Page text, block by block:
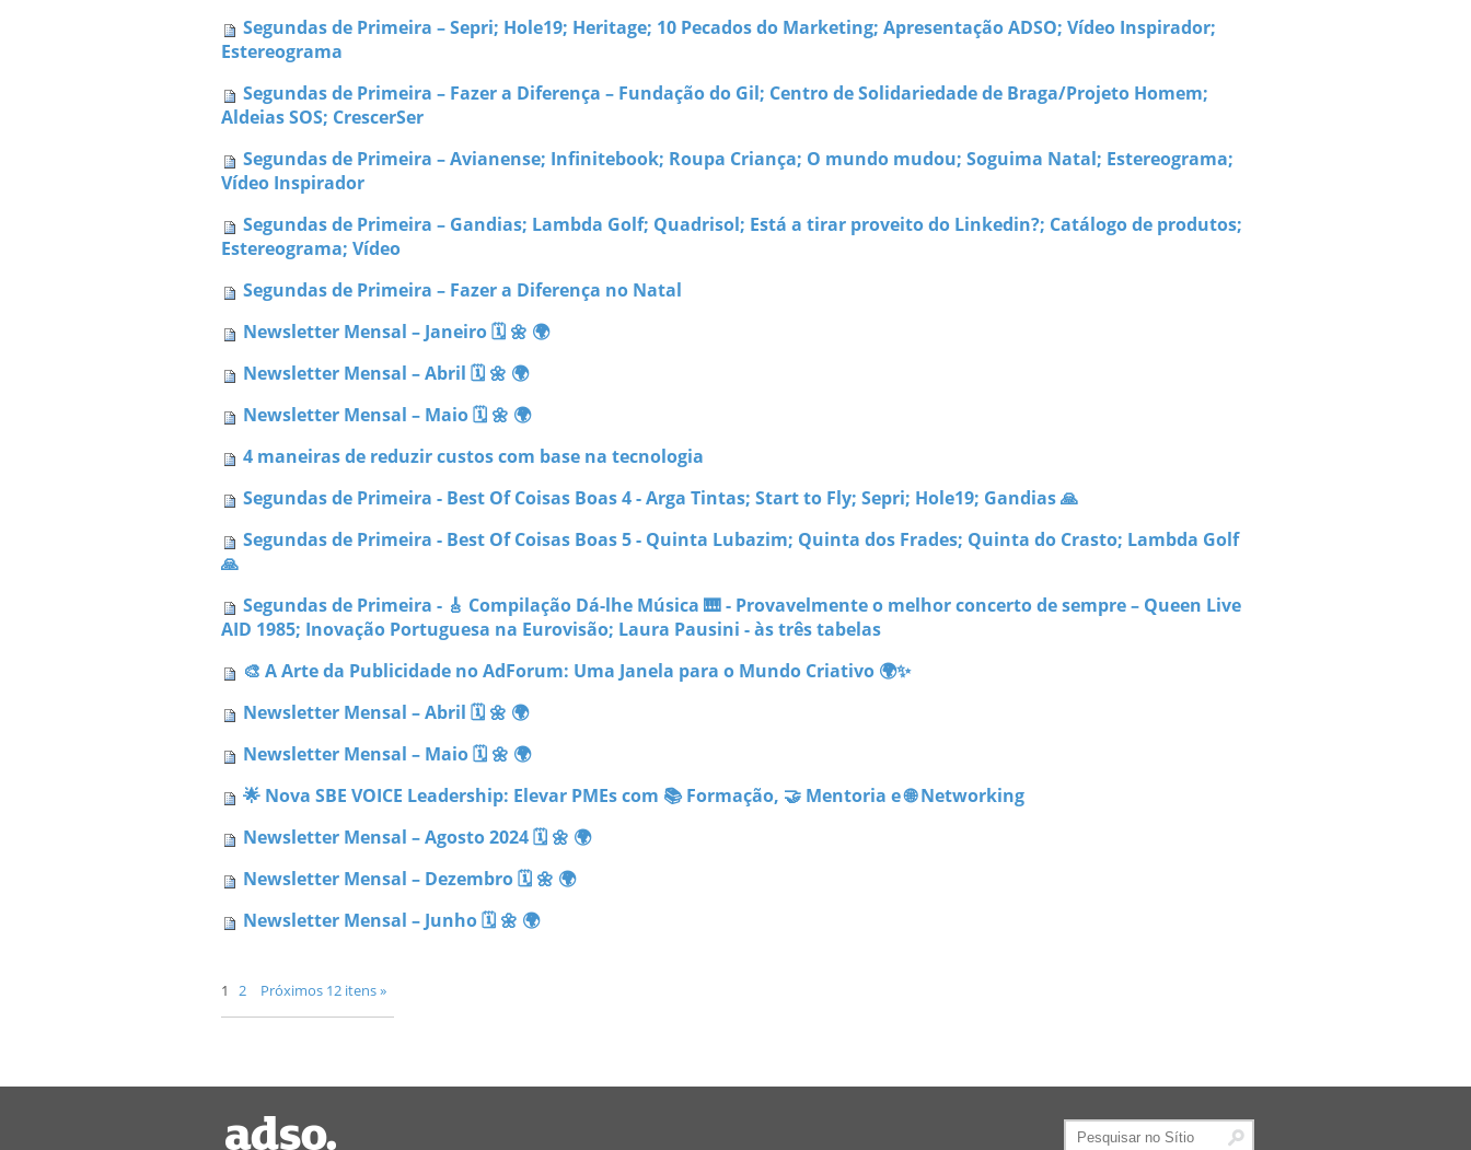
Segundas de Primeira – Sepri; Hole19; Heritage; 10 Pecados do Marketing; Apresentação ADSO; Vídeo Inspirador;
Estereograma
Segundas de Primeira – Fazer a Diferença – Fundação do Gil; Centro de Solidariedade de Braga/Projeto Homem;
Aldeias SOS; CrescerSer
Segundas de Primeira – Avianense; Infinitebook; Roupa Criança; O mundo mudou; Soguima Natal; Estereograma;
Vídeo Inspirador
Segundas de Primeira – Gandias; Lambda Golf; Quadrisol; Está a tirar proveito do Linkedin?; Catálogo de produtos;
Estereograma; Vídeo
Segundas de Primeira – Fazer a Diferença no Natal
Newsletter Mensal – Janeiro 🗓 🌼 🌍
Newsletter Mensal – Abril 🗓 🌼 🌍
Newsletter Mensal – Maio 🗓 🌼 🌍
4 maneiras de reduzir custos com base na tecnologia
Segundas de Primeira - Best Of Coisas Boas 4 - Arga Tintas; Start to Fly; Sepri; Hole19; Gandias 🙏
Segundas de Primeira - Best Of Coisas Boas 5 - Quinta Lubazim; Quinta dos Frades; Quinta do Crasto; Lambda Golf
🙏
Segundas de Primeira - 🎸 Compilação Dá-lhe Música 🎹 - Provavelmente o melhor concerto de sempre – Queen Live
AID 1985; Inovação Portuguesa na Eurovisão; Laura Pausini - às três tabelas
🎨 A Arte da Publicidade no AdForum: Uma Janela para o Mundo Criativo 🌍✨
Newsletter Mensal – Abril 🗓 🌼 🌍
Newsletter Mensal – Maio 🗓 🌼 🌍
🌟 Nova SBE VOICE Leadership: Elevar PMEs com 📚 Formação, 🤝 Mentoria e 🌐 Networking
Newsletter Mensal – Agosto 2024 🗓 🌼 🌍
Newsletter Mensal – Dezembro 🗓 🌼 🌍
Newsletter Mensal – Junho 🗓 🌼 🌍
Próximos 12 itens »
1 2
Pesquisar